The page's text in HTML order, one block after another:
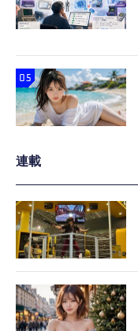
連載